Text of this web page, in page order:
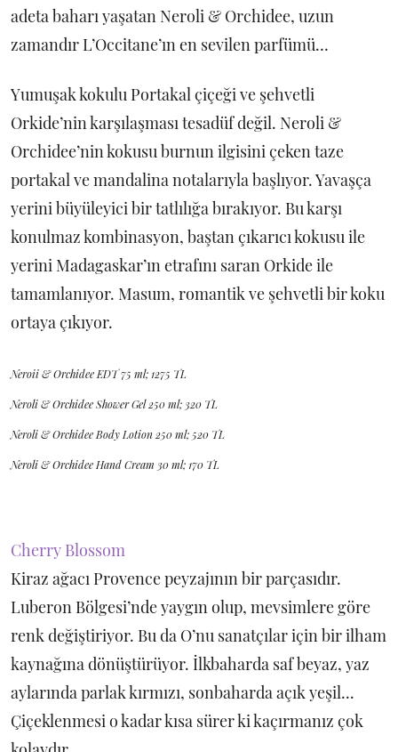
adeta baharı yaşatan Neroli & Orchidee, uzun
zamandır L’Occitane’ın en sevilen parfümü…
Yumuşak kokulu Portakal çiçeği ve şehvetli
Orkide’nin karşılaşması tesadüf değil. Neroli &
Orchidee’nin kokusu burnun ilgisini çeken taze
portakal ve mandalina notalarıyla başlıyor. Yavaşça
yerini büyüleyici bir tatlılığa bırakıyor. Bu karşı
konulmaz kombinasyon, baştan çıkarıcı kokusu ile
yerini Madagaskar’ın etrafını saran Orkide ile
tamamlanıyor. Masum, romantik ve şehvetli bir koku
ortaya çıkıyor.
Neroii & Orchidee EDT 75 ml; 1275 TL
Neroli & Orchidee Shower Gel 250 ml; 320 TL
Neroli & Orchidee Body Lotion 250 ml; 520 TL
Neroli & Orchidee Hand Cream 30 ml; 170 TL
Cherry Blossom
Kiraz ağacı Provence peyzajının bir parçasıdır.
Luberon Bölgesi’nde yaygın olup, mevsimlere göre
renk değiştiriyor. Bu da O’nu sanatçılar için bir ilham
kaynağına dönüştürüyor. İlkbaharda saf beyaz, yaz
aylarında parlak kırmızı, sonbaharda açık yeşil...
Çiçeklenmesi o kadar kısa sürer ki kaçırmanız çok